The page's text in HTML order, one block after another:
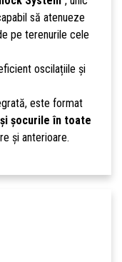
să atenueze
pe terenurile cele
oscilațiile și
este format
șocurile în toate
și anterioare.